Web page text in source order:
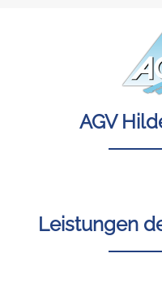
AGV
Leistungen